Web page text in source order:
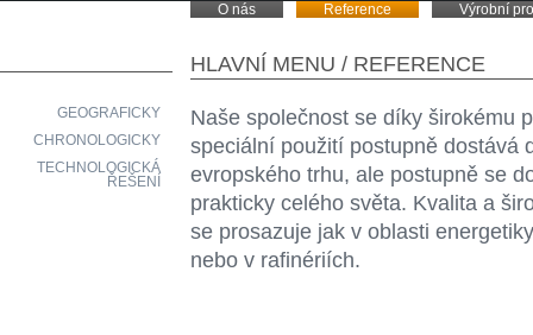
O nás Reference Výrobní
GEOGRAFICKY
CHRONOLOGICKY
TECHNOLOGICKÁ
ŘEŠENÍ
HLAVNÍ MENU / REFERENCE
Naše společnost se díky širokému
speciální použití postupně dostává
evropského trhu, ale postupně se
prakticky celého světa. Kvalita a
se prosazuje jak v oblasti
nebo v rafinériích.